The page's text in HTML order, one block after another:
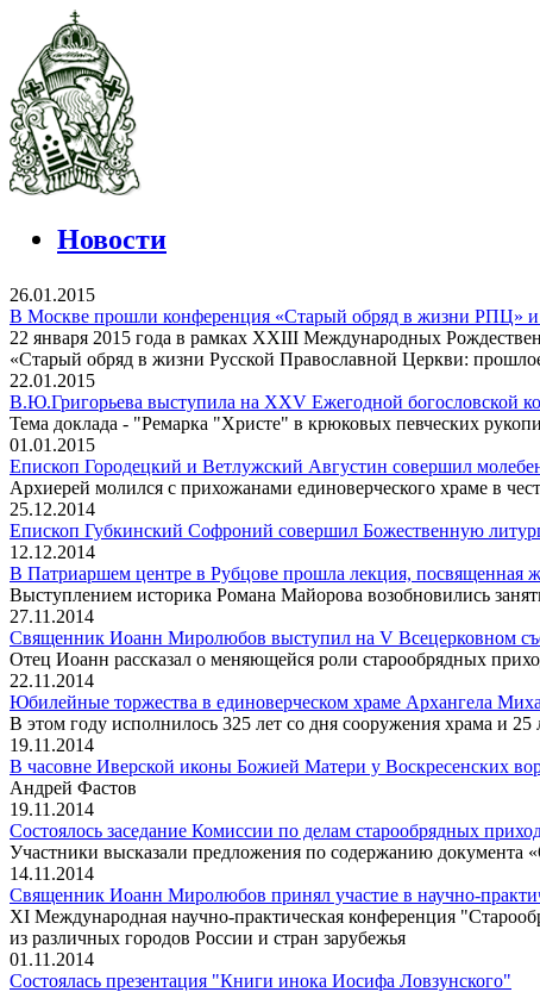
Новости
26.01.2015
В Москве прошли конференция «Старый обряд в жизни РПЦ» и
22 января 2015 года в рамках XXIII Международных
«Старый обряд в жизни Русской Православной Церкви:
22.01.2015
В.Ю.Григорьева выступила на XXV Ежегодной богословской
Тема доклада - "Ремарка "Христе" в крюковых певческих
01.01.2015
Епископ Городецкий и Ветлужский Августин совершил
Архиерей молился с прихожанами единоверческого храме в
25.12.2014
Епископ Губкинский Софроний совершил Божественную
12.12.2014
В Патриаршем центре в Рубцове прошла лекция, посвященная
Выступлением историка Романа Майорова возобновились
27.11.2014
Священник Иоанн Миролюбов выступил на V Всецерковном
Отец Иоанн рассказал о меняющейся роли старообрядных
22.11.2014
Юбилейные торжества в единоверческом храме Архангела
В этом году исполнилось 325 лет со дня сооружения храма и
19.11.2014
В часовне Иверской иконы Божией Матери у Воскресенских
Андрей Фастов
19.11.2014
Состоялось заседание Комиссии по делам старообрядных
Участники высказали предложения по содержанию документа
14.11.2014
Священник Иоанн Миролюбов принял участие в научно-
XI Международная научно-практическая конференция
из различных городов России и стран зарубежья
01.11.2014
Состоялась презентация "Книги инока Иосифа Ловзунского"